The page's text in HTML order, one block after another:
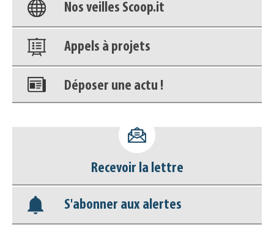
Nos veilles Scoop.it
Appels à projets
Déposer une actu !
déconnecter)
Base documentaire
Nos veilles Scoop.it
Recevoir la lettre
S'abonner aux alertes